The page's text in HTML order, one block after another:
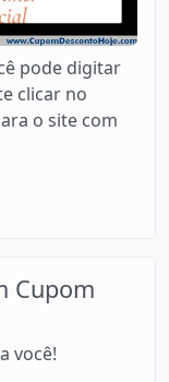
pode digitar
clicar no
o site com
Cupom
você!